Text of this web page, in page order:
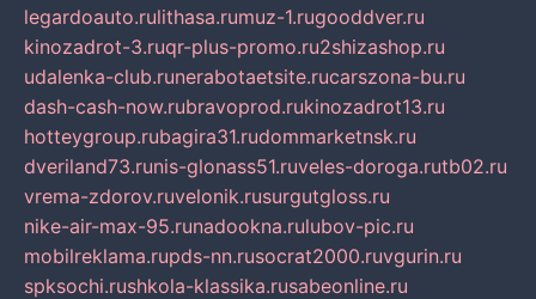
legardoauto.rulithasa.rumuz-1.rugooddver.ru
kinozadrot-3.ruqr-plus-promo.ru2shizashop.ru
udalenka-club.runerabotaetsite.rucarszona-bu.ru
dash-cash-now.rubravoprod.rukinozadrot13.ru
hotteygroup.rubagira31.rudommarketnsk.ru
dveriland73.runis-glonass51.ruveles-doroga.rutb02.ru
vrema-zdorov.ruvelonik.rusurgutgloss.ru
nike-air-max-95.runadookna.rulubov-pic.ru
mobilreklama.rupds-nn.rusocrat2000.ruvgurin.ru
spksochi.rushkola-klassika.rusabeonline.ru